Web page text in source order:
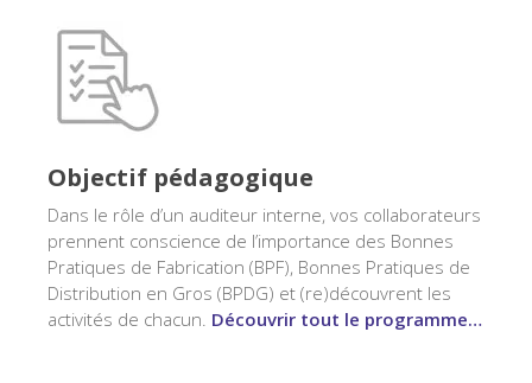
Objectif pédagogique
Dans le rôle d’un auditeur interne, vos collaborateurs
prennent conscience de l’importance des Bonnes
Pratiques de Fabrication (BPF), Bonnes Pratiques de
Distribution en Gros (BPDG) et (re)découvrent les
activités de chacun. Découvrir tout le programme…